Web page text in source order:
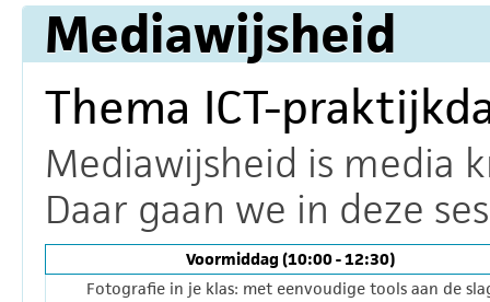
Mediawijsheid
Thema ICT-
Mediawijsheid is media
Daar gaan we in deze
Voormiddag (10:00 - 12:30)
Fotografie in je klas: met eenvoudige tools aan de